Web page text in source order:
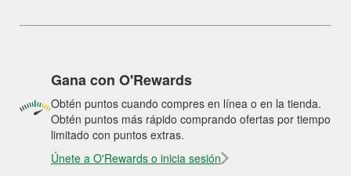
Gana con O'Rewards
Obtén puntos cuando compres en línea o en la tienda.
Obtén puntos más rápido comprando ofertas por tiempo
limitado con puntos extras.
Únete a O'Rewards o inicia sesión